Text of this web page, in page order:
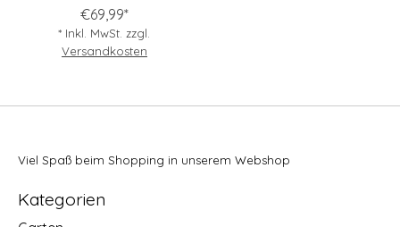
€69,99*
* Inkl. MwSt. zzgl.
Versandkosten
Viel Spaß beim Shopping in unserem Webshop
Kategorien